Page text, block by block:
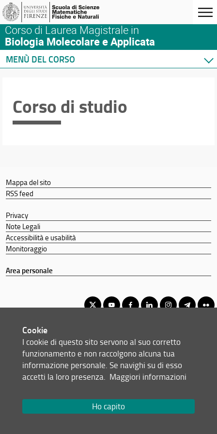
Corso di Laurea Magistrale in
Biologia Molecolare e Applicata
MENÙ DEL CORSO
Didattica
Orario e calendari
Corso di studio
Mappa del sito
RSS feed
Privacy
Note Legali
Accessibilità e usabilità
Monitoraggio
Area personale
Corso di Laurea Magistrale in Biologia Molecolare e Applicata
© Copyright 2012-2026 Università degli Studi di Firenze UNIFI
P.IVA/Cod.Fis 01279680480
Viale Morgagni, 40/44 - 50134 Firenze (FI)
Email:
Cookie
I cookie di questo sito servono al suo corretto
funzionamento e non raccolgono alcuna tua
informazione personale. Se navighi su di esso
accetti la loro presenza. Maggiori informazioni
Ho capito